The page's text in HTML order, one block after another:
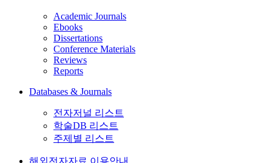
Academic Journals
Ebooks
Dissertations
Conference Materials
Reviews
Reports
Databases & Journals
전자저널 리스트
학술DB 리스트
주제별 리스트
해외전자자료 이용안내